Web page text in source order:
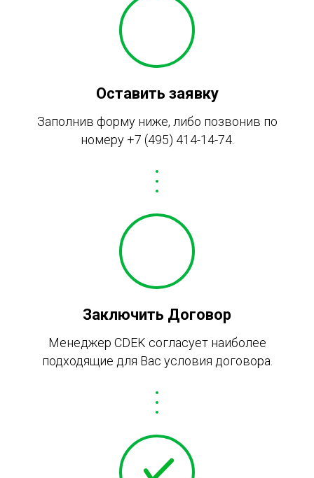
Оставить заявку
Заполнив форму ниже, либо позвонив по
номеру +7 (495) 414-14-74.
Заключить Договор
Менеджер CDEK согласует наиболее
подходящие для Вас условия договора.